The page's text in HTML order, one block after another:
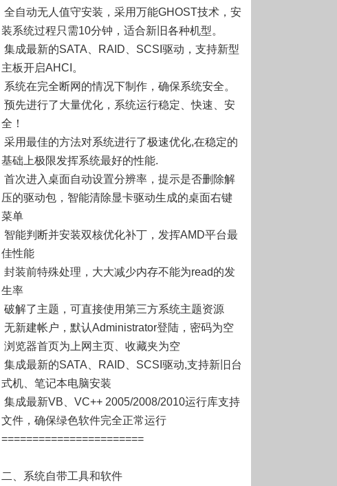
全自动无人值守安装，采用万能GHOST技术，安
装系统过程只需10分钟，适合新旧各种机型。
集成最新的SATA、RAID、SCSI驱动，支持新型
主板开启AHCI。
系统在完全断网的情况下制作，确保系统安全。
预先进行了大量优化，系统运行稳定、快速、安
全！
采用最佳的方法对系统进行了极速优化,在稳定的
基础上极限发挥系统最好的性能.
首次进入桌面自动设置分辨率，提示是否删除解
压的驱动包，智能清除显卡驱动生成的桌面右键
菜单
智能判断并安装双核优化补丁，发挥AMD平台最
佳性能
封装前特殊处理，大大减少内存不能为read的发
生率
破解了主题，可直接使用第三方系统主题资源
无新建帐户，默认Administrator登陆，密码为空
浏览器首页为上网主页、收藏夹为空
集成最新的SATA、RAID、SCSI驱动,支持新旧台
式机、笔记本电脑安装
集成最新VB、VC++ 2005/2008/2010运行库支持
文件，确保绿色软件完全正常运行
=======================
二、系统自带工具和软件